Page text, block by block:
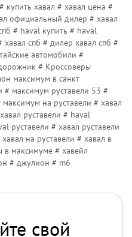
купить хавал # хавал цена #
официальный дилер # хавал
# haval купить # haval
спб # дилер хавал спб #
автомобили #
# Кроссоверы
максимум в санкт
# максимум руставели 53 #
на руставели # хавал
руставели # haval
руставели # хавал руставели
на руставели # хавал в
максимуме # хавейл
# джулион # m6
свой